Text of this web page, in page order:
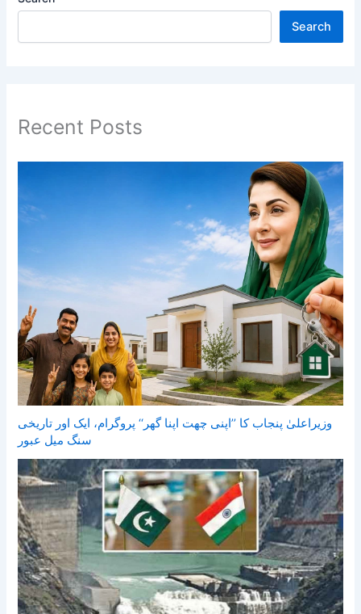
Search
Recent Posts
وزیراعلیٰ پنجاب کا ’’اپنی چھت اپنا گھر‘‘ پروگرام، ایک اور تاریخی
سنگ میل عبور